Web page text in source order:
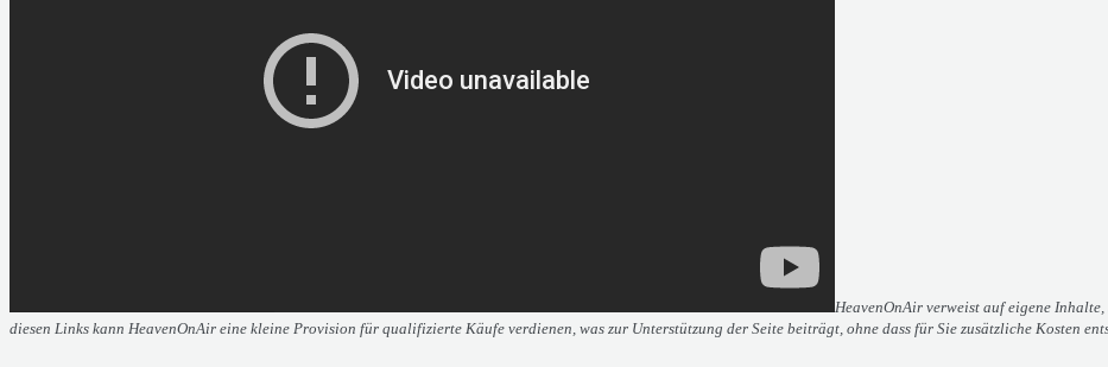
HeavenOnAir verweist auf eigene
diesen Links kann HeavenOnAir eine kleine Provision für qualifizierte Käufe verdienen, was zur Unterstützung der Seite beiträgt, ohne dass für Sie zusätzliche Kosten